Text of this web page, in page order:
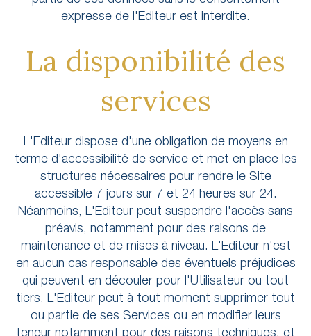
expresse de l'Editeur est interdite.
La disponibilité des
services
L'Editeur dispose d'une obligation de moyens en
terme d'accessibilité de service et met en place les
structures nécessaires pour rendre le Site
accessible 7 jours sur 7 et 24 heures sur 24.
Néanmoins, L'Editeur peut suspendre l'accès sans
préavis, notamment pour des raisons de
maintenance et de mises à niveau. L'Editeur n'est
en aucun cas responsable des éventuels préjudices
qui peuvent en découler pour l'Utilisateur ou tout
tiers. L'Editeur peut à tout moment supprimer tout
ou partie de ses Services ou en modifier leurs
teneur notamment pour des raisons techniques, et